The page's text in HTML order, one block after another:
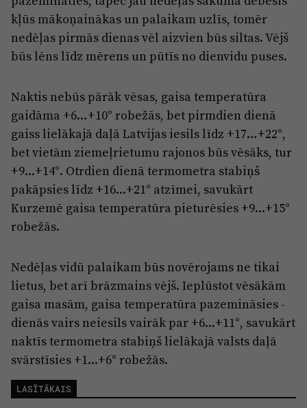
Jūrmala
Par laikrakstu
Privātuma politika
Lietošanas noteikumi
Pārredzamības paziņojumi
Sludinājumi
kļūs mākoņainākas un palaikam uzlīs, tomēr
nedēļas pirmās dienas vēl aizvien būs siltas. Vējš
būs lēns līdz mērens un pūtīs no dienvidu puses.
Naktis nebūs pārāk vēsas, gaisa temperatūra
gaidāma +6…+10° robežās, bet pirmdien dienā
gaiss lielākajā daļā Latvijas iesils līdz +17…+22°,
bet vietām ziemeļrietumu rajonos būs vēsāks, tur
+9...+14°. Otrdien dienā termometra stabiņš
pakāpsies līdz +16...+21° atzīmei, savukārt
Kurzemē gaisa temperatūra pieturēsies +9...+15°
robežās.
Nedēļas vidū palaikam būs novērojams ne tikai
lietus, bet arī brāzmains vējš. Ieplūstot vēsākām
gaisa masām, gaisa temperatūra pazemināsies -
dienās vairs neiesils vairāk par +6...+11°, savukārt
naktīs termometra stabiņš lielākajā valsts daļā
svārstīsies +1...+6° robežās.
LASĪTĀKAIS